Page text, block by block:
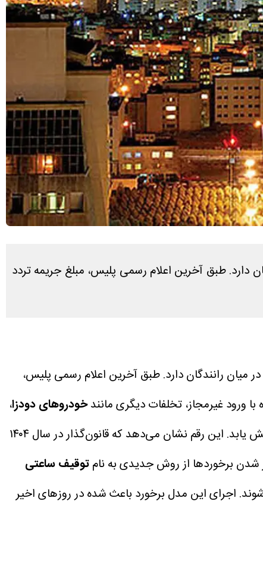
میان رانندگان دارد. طبق آخرین اعلام رسمی پلیس، مبلغ جریمه تردد
جست‌وجو را در میان رانندگان دارد. طبق آخرین اعلام رسمی پلیس،
ورود غیرمجاز، تخلفات دیگری مانندخودروهای دودزا،
یابد.
این رقم نشان می‌دهد که قانون‌گذار در سال ۱۴۰۴
برخوردها از روش جدیدی به نامتوقیف ساعتی
اجرای این مدل برخورد باعث شده در روزهای اخیر